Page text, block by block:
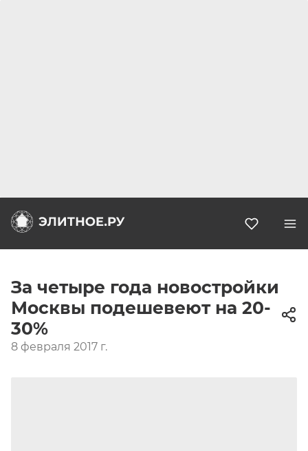
За четыре года новостройки
Москвы подешевеют на 20-
30%
8 февраля 2017 г.